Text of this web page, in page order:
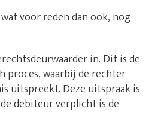
voor reden dan ook, nog
in. Dit is de
proces, waarbij de rechter
uitspreekt. Deze uitspraak is
debiteur verplicht is de